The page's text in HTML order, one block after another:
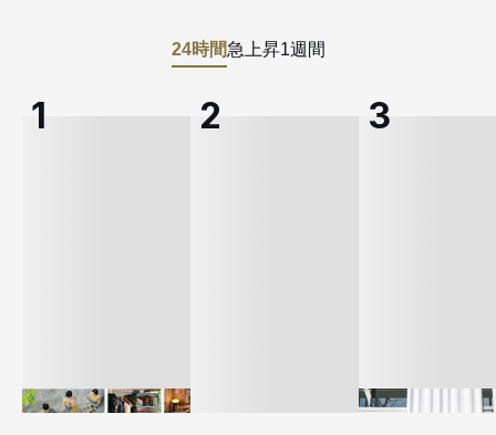
24時間急上昇1週間